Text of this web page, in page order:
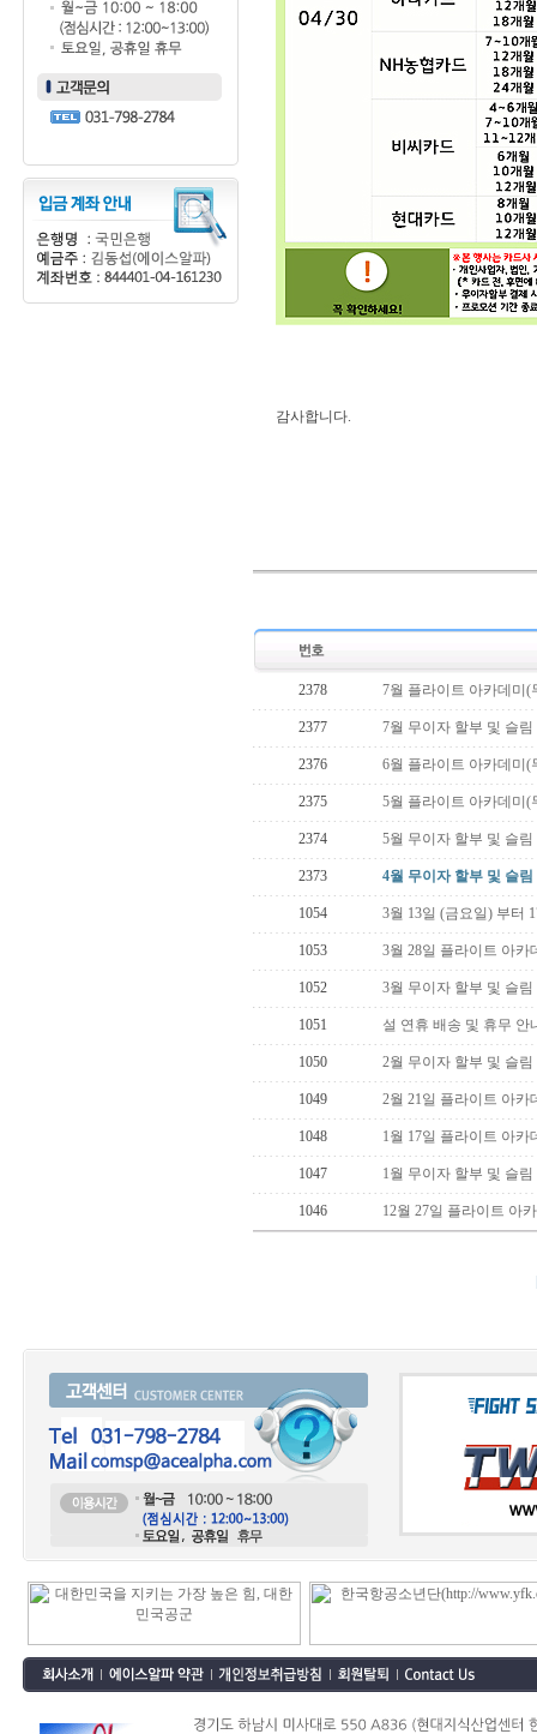
감사합니다.
2378 7월 플라이트 아카데미(
2377 7월 무이자 할부 및 슬
2376 6월 플라이트 아카데미(
2375 5월 플라이트 아카데미(
2374 5월 무이자 할부 및 슬
2373 4월 무이자 할부 및 슬
1054 3월 13일 (금요일) 부터
1053 3월 28일 플라이트 아카
1052 3월 무이자 할부 및 슬
1051 설 연휴 배송 및 휴무 안
1050 2월 무이자 할부 및 슬
1049 2월 21일 플라이트 아카
1048 1월 17일 플라이트 아
1047 1월 무이자 할부 및 슬
1046 12월 27일 플라이트 아